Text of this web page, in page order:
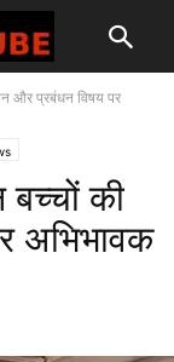
और प्रबंधन विषय पर
की
अभिभावक